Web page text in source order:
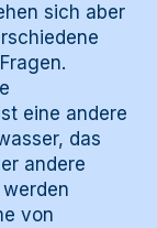
sich aber
eine andere
das
andere
von